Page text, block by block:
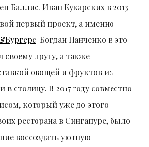
Баллис. Иван Кукарских в 2013
первый проект, а именно
. Богдан Панченко в это
своему другу, а также
овощей и фруктов из
в столицу. В 2017 году совместно
который уже до этого
ресторана в Сингапуре, было
воссоздать уютную